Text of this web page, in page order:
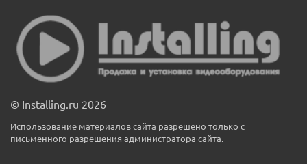
© Installing.ru 2026
Использование материалов сайта разрешено только с
письменного разрешения администратора сайта.